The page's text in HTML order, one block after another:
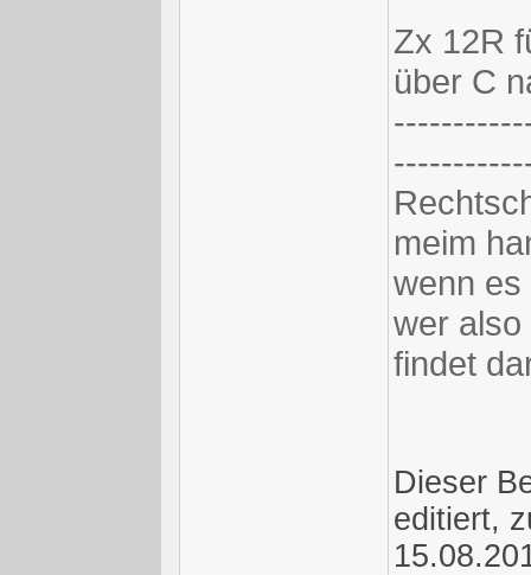
Zx 12R
über C
meim
wenn
wer
findet
Dieser
editiert,